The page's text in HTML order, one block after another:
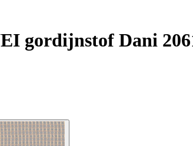
gordijnstof Dani